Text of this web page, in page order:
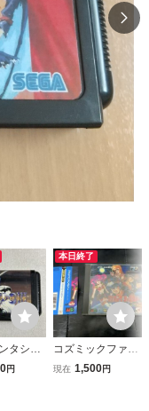
タシー
の継承
円
本日終了
コズミックファン
タジー メガドライ
現在 1,500円